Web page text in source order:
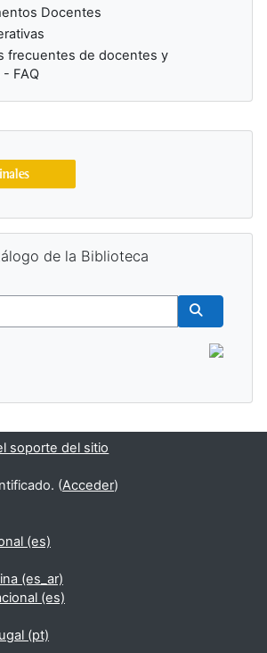
Docentes
frecuentes de docentes y
FAQ
de la Biblioteca
Buscar
soporte del sitio
(Acceder)
‎(es)‎
‎(es_ar)‎
‎(es)‎
‎(pt)‎